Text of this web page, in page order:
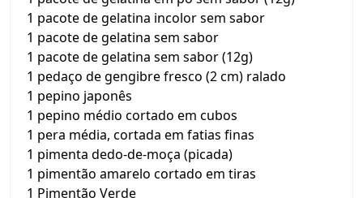
1 pacote de gelatina incolor sem sabor
1 pacote de gelatina sem sabor
1 pacote de gelatina sem sabor (12g)
1 pedaço de gengibre fresco (2 cm) ralado
1 pepino japonês
1 pepino médio cortado em cubos
1 pera média, cortada em fatias finas
1 pimenta dedo-de-moça (picada)
1 pimentão amarelo cortado em tiras
1 Pimentão Verde